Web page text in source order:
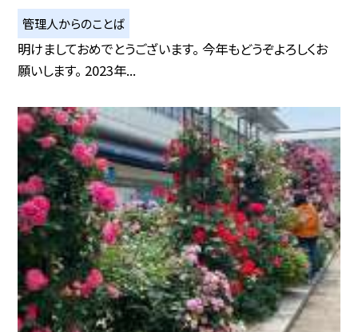
管理人からのことば
明けましておめでとうございます。 今年もどうぞよろしくお
願いします。 2023年...